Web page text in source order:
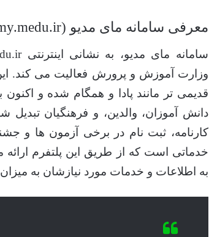
معرفی سامانه مای مدیو (my.medu.ir)
وزارت آموزش و پرورش فعالیت می کند.
قدیمی تر مانند پادا و همگام شده و
دانش آموزان، والدین، و فرهنگیان
کارنامه، ثبت نام در برخی آزمون ها و
خدماتی است که از طریق این پلتفرم
به اطلاعات و خدمات مورد نیازشان به